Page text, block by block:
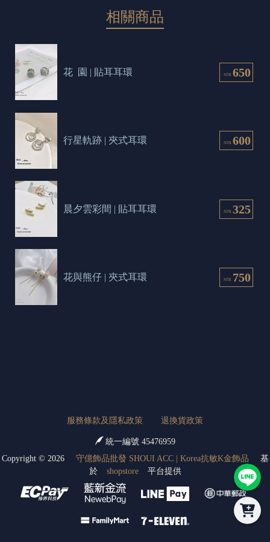
相關商品
NT$ 650
花  園 | 貼耳耳環
NT$ 600
行星軌跡 | 夾式耳環
NT$ 325
晨夕雲彩間 | 貼耳耳環
NT$ 750
花與熊仔 | 夾式耳環
服務條款及隱私政策 退換貨政策
統一編號 45476959
Copyright © 2026 守億飾品批發 SHOUI ACC | Korea抗敏K金飾品
基
於
shopstore 平台提供